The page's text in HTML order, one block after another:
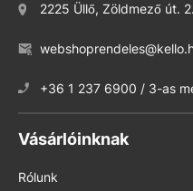
2225 Üllő, Zöldmező út. 2.
+36 1 237 6900 / 3-as
Vásárlóinknak
Rólunk